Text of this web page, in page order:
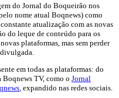
do Jornal do Boqueirão nos
nome atual Boqnews) como
atualização com as novas
do leque de conteúdo para os
plataformas, mas sem perder
em todas as plataformas: do
TV, como o Jornal
, expandido nas redes sociais.